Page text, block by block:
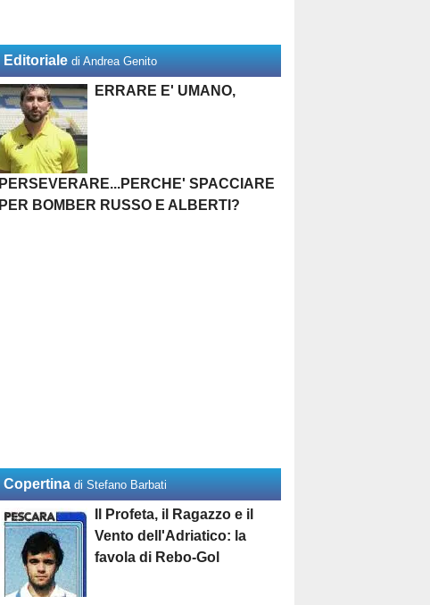
Editoriale di Andrea Genito
ERRARE E' UMANO,
PERSEVERARE...PERCHE' SPACCIARE
PER BOMBER RUSSO E ALBERTI?
Copertina di Stefano Barbati
Il Profeta, il Ragazzo e il
Vento dell'Adriatico: la
favola di Rebo-Gol